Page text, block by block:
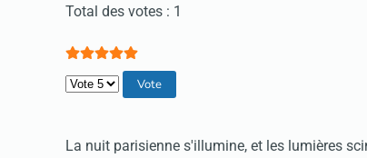
Vote utilisateur:5/
Total des votes : 1
Veuillez voter
La nuit parisienne s'illumine, et les lumières